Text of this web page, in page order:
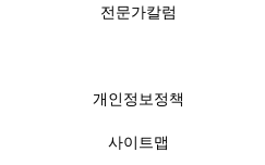
전문가칼럼
개인정보정책
사이트맵